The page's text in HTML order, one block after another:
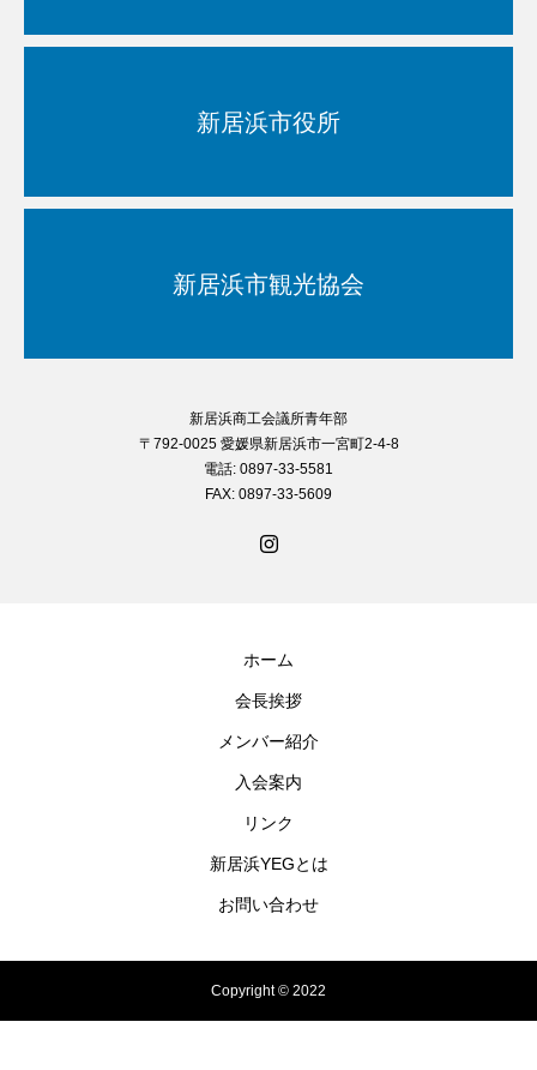
新居浜市役所
新居浜市観光協会
新居浜商工会議所青年部
〒792-0025 愛媛県新居浜市一宮町2-4-8
電話: 0897-33-5581
FAX: 0897-33-5609
ホーム
会長挨拶
メンバー紹介
入会案内
リンク
新居浜YEGとは
お問い合わせ
Copyright © 2022